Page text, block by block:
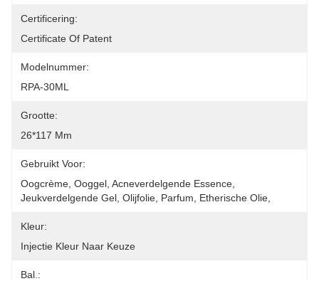
Certificering:
Certificate Of Patent
Modelnummer:
RPA-30ML
Grootte:
26*117 Mm
Gebruikt Voor:
Oogcrème, Ooggel, Acneverdelgende Essence,
Jeukverdelgende Gel, Olijfolie, Parfum, Etherische Olie,
Kleur:
Injectie Kleur Naar Keuze
Bal.: